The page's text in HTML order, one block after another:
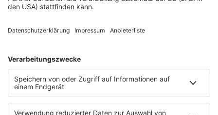
HITstory
Lou Bega - Mambo No. 5
Mit 24 Jahren hatte Lou Bega mit "Mambo No. 5" einen
Welthit. Wie er mit seinem plötzlichen Erfolg